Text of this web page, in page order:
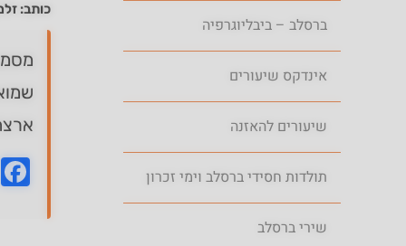
ברסלב – ביבליוגרפיה
אינדקס שיעורים
שיעורים להאזנה
תולדות חסידי ברסלב וימי זכרון
שירי ברסלב
כותב: